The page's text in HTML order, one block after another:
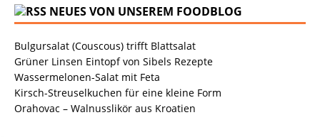
NEUES VON UNSEREM FOODBLOG
Bulgursalat (Couscous) trifft Blattsalat
Grüner Linsen Eintopf von Sibels Rezepte
Wassermelonen-Salat mit Feta
Kirsch-Streuselkuchen für eine kleine Form
Orahovac – Walnusslikör aus Kroatien